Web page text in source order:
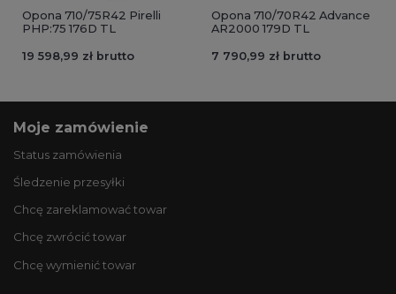
Opona 710/75R42 Pirelli
PHP:75 176D TL
19 598,99 zł brutto
Opona 710/70R42 Advance
AR2000 179D TL
7 790,99 zł brutto
Moje zamówienie
Status zamówienia
Śledzenie przesyłki
Chcę zareklamować towar
Chcę zwrócić towar
Chcę wymienić towar